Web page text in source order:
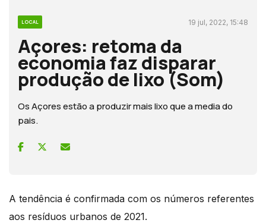
LOCAL 19 jul, 2022, 15:48
Açores: retoma da
economia faz disparar
produção de lixo (Som)
Os Açores estão a produzir mais lixo que a media do
pais.
A tendência é confirmada com os números referentes
aos resíduos urbanos de 2021.